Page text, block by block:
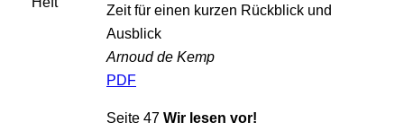
Zeit für einen kurzen Rückblick und
Ausblick
Arnoud de Kemp
PDF
Seite 47 Wir lesen vor!